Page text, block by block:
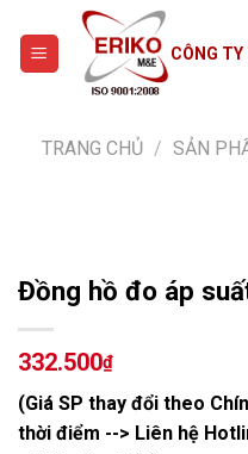
content
CÔNG
TRANG CHỦ / SẢN
Đồng hồ đo áp
332.500₫
(Giá SP thay đổi theo
thời điểm --> Liên hệ